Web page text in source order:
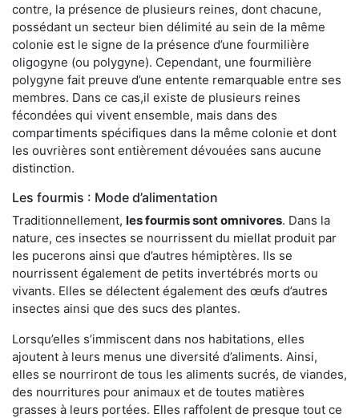
contre, la présence de plusieurs reines, dont chacune,
possédant un secteur bien délimité au sein de la même
colonie est le signe de la présence d’une fourmilière
oligogyne (ou polygyne). Cependant, une fourmilière
polygyne fait preuve d’une entente remarquable entre ses
membres. Dans ce cas,il existe de plusieurs reines
fécondées qui vivent ensemble, mais dans des
compartiments spécifiques dans la même colonie et dont
les ouvrières sont entièrement dévouées sans aucune
distinction.
Les fourmis : Mode d’alimentation
Traditionnellement, les fourmis sont omnivores. Dans la
nature, ces insectes se nourrissent du miellat produit par
les pucerons ainsi que d’autres hémiptères. Ils se
nourrissent également de petits invertébrés morts ou
vivants. Elles se délectent également des œufs d’autres
insectes ainsi que des sucs des plantes.
Lorsqu’elles s’immiscent dans nos habitations, elles
ajoutent à leurs menus une diversité d’aliments. Ainsi,
elles se nourriront de tous les aliments sucrés, de viandes,
des nourritures pour animaux et de toutes matières
grasses à leurs portées. Elles raffolent de presque tout ce